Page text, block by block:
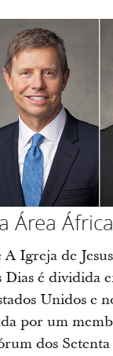
Área
Igreja de
é dividida
Unidos e
por um
dos Setenta